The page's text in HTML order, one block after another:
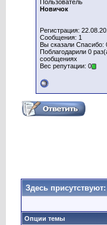
Пользователь
Новичок
Регистрация:
Сообщения: 1
Вы сказали Спасибо:
Поблагодарили 0
сообщениях
Вес репутации: 0
Здесь
Опции темы